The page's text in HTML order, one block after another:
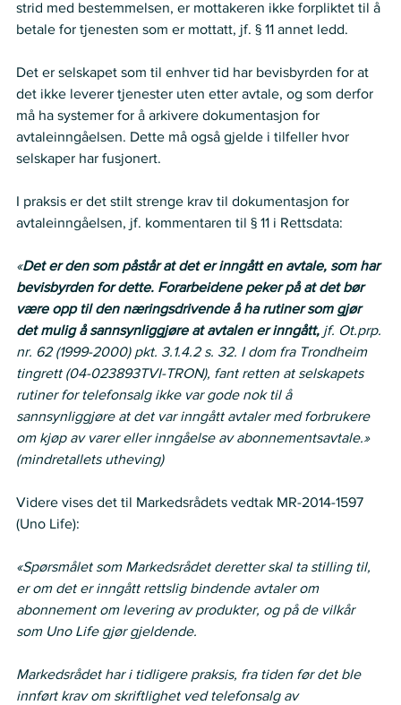
strid med bestemmelsen, er mottakeren ikke forpliktet til å
betale for tjenesten som er mottatt, jf. § 11 annet ledd.
Det er selskapet som til enhver tid har bevisbyrden for at
det ikke leverer tjenester uten etter avtale, og som derfor
må ha systemer for å arkivere dokumentasjon for
avtaleinngåelsen. Dette må også gjelde i tilfeller hvor
selskaper har fusjonert.
I praksis er det stilt strenge krav til dokumentasjon for
avtaleinngåelsen, jf. kommentaren til § 11 i Rettsdata:
«Det er den som påstår at det er inngått en avtale, som har
bevisbyrden for dette. Forarbeidene peker på at det bør
være opp til den næringsdrivende å ha rutiner som gjør
det mulig å sannsynliggjøre at avtalen er inngått, jf. Ot.prp.
nr. 62 (1999-2000) pkt. 3.1.4.2 s. 32. I dom fra Trondheim
tingrett (04-023893TVI-TRON), fant retten at selskapets
rutiner for telefonsalg ikke var gode nok til å
sannsynliggjøre at det var inngått avtaler med forbrukere
om kjøp av varer eller inngåelse av abonnementsavtale.»
(mindretallets utheving)
Videre vises det til Markedsrådets vedtak MR-2014-1597
(Uno Life):
«Spørsmålet som Markedsrådet deretter skal ta stilling til,
er om det er inngått rettslig bindende avtaler om
abonnement om levering av produkter, og på de vilkår
som Uno Life gjør gjeldende.
Markedsrådet har i tidligere praksis, fra tiden før det ble
innført krav om skriftlighet ved telefonsalg av